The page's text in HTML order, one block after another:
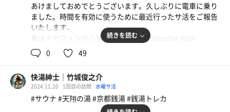
あけましておめでとうございます。久しぶりに電車に乗り
ました。時間を有効に使うために最近行ったサ活をご報告
いたします。
肴はイヤフォンから流れるPUNPEEのWonder Wall
feat.5lack（久しぶりに会った兄の結婚報告を聞き、兄弟
愛を歌ったこの曲を聞いてしみじみしてます）と微かに聞
さて待望の2023年初投稿は、2022年に行った天然温泉天
翔の湯。
続きを読む
0 49
快湯紳士｜竹城俊之介
2024.11.20 1回目の訪問 水曜サ活
#サウナ #天翔の湯 #京都銭湯 #銭湯トレカ